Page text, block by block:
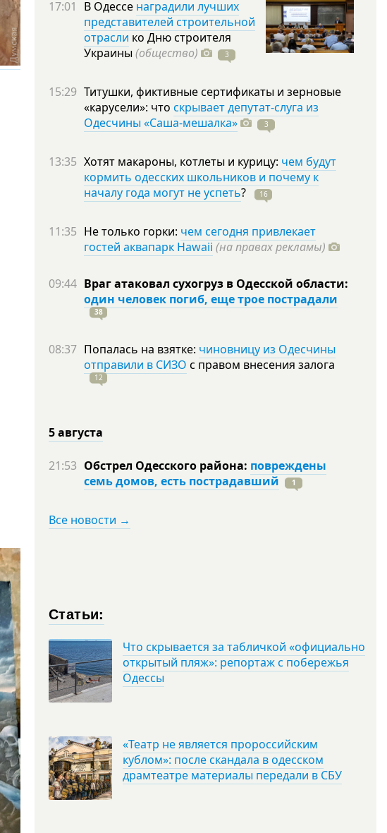
17:01 В Одессе наградили лучших
представителей строительной
отрасли ко Дню строителя
Украины (общество) 3
15:29 Титушки, фиктивные сертификаты и зерновые
«карусели»: что скрывает депутат-слуга из
Одесчины «Саша-мешалка»
3
13:35 Хотят макароны, котлеты и курицу: чем будут
кормить одесских школьников и почему к
началу года могут не успеть? 16
11:35 Не только горки: чем сегодня привлекает
гостей аквапарк Hawaii (на правах рекламы)
09:44 Враг атаковал сухогруз в Одесской области:
один человек погиб, еще трое пострадали
38
08:37 Попалась на взятке: чиновницу из Одесчины
отправили в СИЗО с правом внесения залога
12
5 августа
21:53 Обстрел Одесского района: повреждены
семь домов, есть пострадавший
1
Все новости →
Статьи:
Что скрывается за табличкой «официально
открытый пляж»: репортаж с побережья
Одессы
«Театр не является пророссийским
кублом»: после скандала в одесском
драмтеатре материалы передали в СБУ